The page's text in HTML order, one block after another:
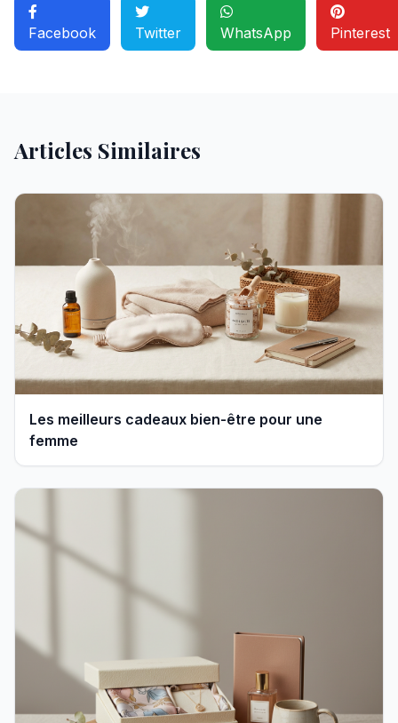
Facebook Twitter WhatsApp Pinterest
Articles Similaires
Les meilleurs cadeaux bien-être pour une
femme